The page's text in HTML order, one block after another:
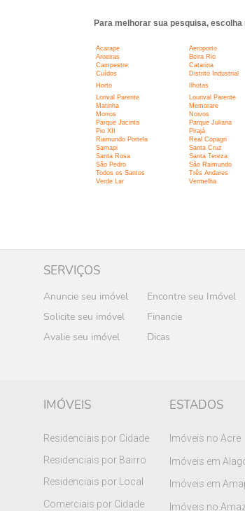
Para melhorar sua pesquisa, escolha
Acarape Aeroporto
Aroeiras
Beira Rio
Campestre
Catarina
Cuídos
Distrito Industrial
Horto
Ilhotas
Lorival Parente
Lourival Parente
Matinha
Memorare
Morros
Noivos
Parque Jacinta
Parque Juliana
Pio XII
Pirajá
Raimundo Portela
Real Copagri
Samapi
Santa Cruz
Santa Rosa
Santa Tereza
São Pedro
São Raimundo
Todos os Santos
Três Andares
Verde Lar
Vermelha
SERVIÇOS
Anuncie seu imóvel Encontre seu Imóvel
Solicite seu imóvel
Financie
Avalie seu imóvel
Dicas
IMÓVEIS
Residenciais por Cidade
Residenciais por Bairro
Residenciais por Local
Comerciais por Cidade
ESTADOS
Imóveis no Acre
Imóveis em
Imóveis em
Imóveis no